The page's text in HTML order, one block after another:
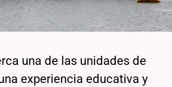
una de las unidades de
experiencia educativa y